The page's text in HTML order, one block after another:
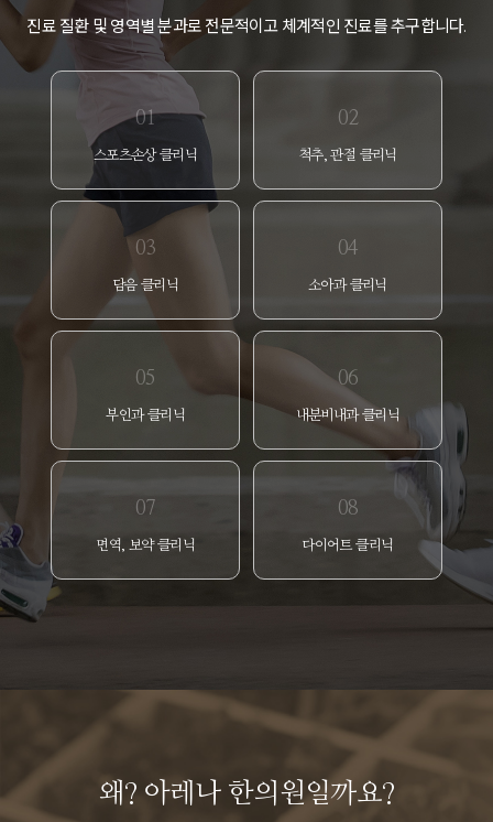
진료 질환 및 영역별 분과로 전문적이고 체계적인 진료를 추구합니다.
01
스포츠손상 클리닉
02
척추, 관절 클리닉
03
담음 클리닉
04
소아과 클리닉
05
부인과 클리닉
06
내분비내과 클리닉
07
면역, 보약 클리닉
08
다이어트 클리닉
왜? 아레나 한의원일까요?